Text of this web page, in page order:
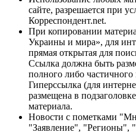
сайте, разрешается при
Корреспондент.net.
При копировании
Украины и мира», для
прямая открытая для
Ссылка должна быть
полного либо частичного
Гиперссылка (для
размещена в
материала.
Новости с пометками
"Заявление",